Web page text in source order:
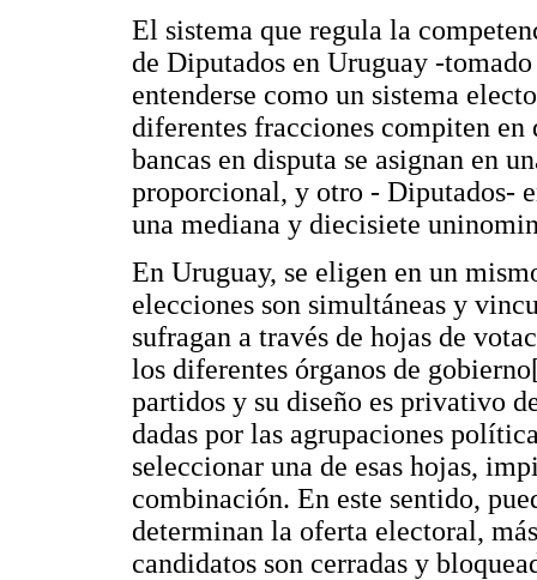
El sistema que regula la
de Diputados en Uruguay -
entenderse como un sistema
diferentes fracciones compiten en
bancas en disputa se asignan en
proporcional, y otro - Diputados-
una mediana y diecisiete
En Uruguay, se eligen en un
elecciones son simultáneas y
sufragan a través de hojas de
los diferentes órganos de
partidos y su diseño es privativo
dadas por las agrupaciones
seleccionar una de esas hojas,
combinación. En este sentido,
determinan la oferta electoral,
candidatos son cerradas y